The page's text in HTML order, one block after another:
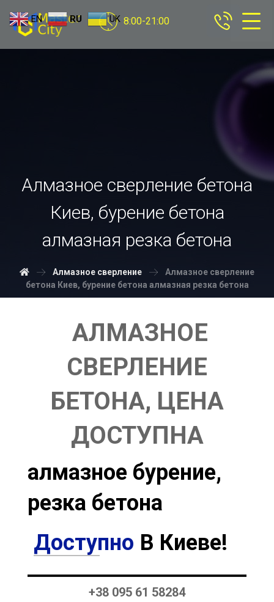
8:00-21:00
Алмазное сверление бетона
Киев, бурение бетона
алмазная резка бетона
Алмазное сверление
Алмазное сверление
бетона Киев, бурение бетона алмазная резка бетона
АЛМАЗНОЕ
СВЕРЛЕНИЕ
БЕТОНА, ЦЕНА
ДОСТУПНА
алмазное бурение,
резка бетона
Быстро В Киеве!
+38 095 61 58284
EN RU UK